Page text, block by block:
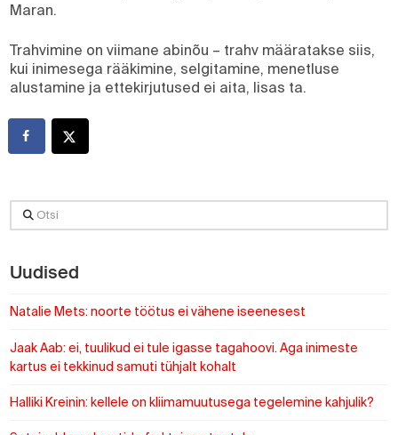
Maran.
Trahvimine on viimane abinõu – trahv määratakse siis,
kui inimesega rääkimine, selgitamine, menetluse
alustamine ja ettekirjutused ei aita, lisas ta.
Otsi
Uudised
Natalie Mets: noorte töötus ei vähene iseenesest
Jaak Aab: ei, tuulikud ei tule igasse tagahoovi. Aga inimeste
kartus ei tekkinud samuti tühjalt kohalt
Halliki Kreinin: kellele on kliimamuutusega tegelemine kahjulik?